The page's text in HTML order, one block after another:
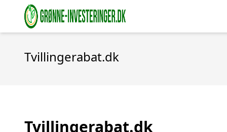
Tvillingerabat.dk
Tvillingerabat.dk